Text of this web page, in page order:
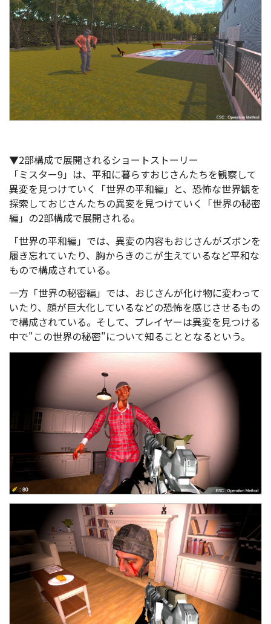
▼2部構成で展開されるショートストーリー
「ミスター9」は、平和に暮らすおじさんたちを観察して
異変を見つけていく「世界の平和編」と、恐怖な世界観を
探索しておじさんたちの異変を見つけていく「世界の秘密
編」の2部構成で展開される。
「世界の平和編」では、異変の内容もおじさんがズボンを
履き忘れていたり、胸からきのこが生えているなど平和な
もので構成されている。
一方「世界の秘密編」では、おじさんが化け物に変わって
いたり、顔が巨大化しているなどの恐怖を感じさせるもの
で構成されている。そして、プレイヤーは異変を見つける
中で"この世界の秘密"について知ることとなるという。